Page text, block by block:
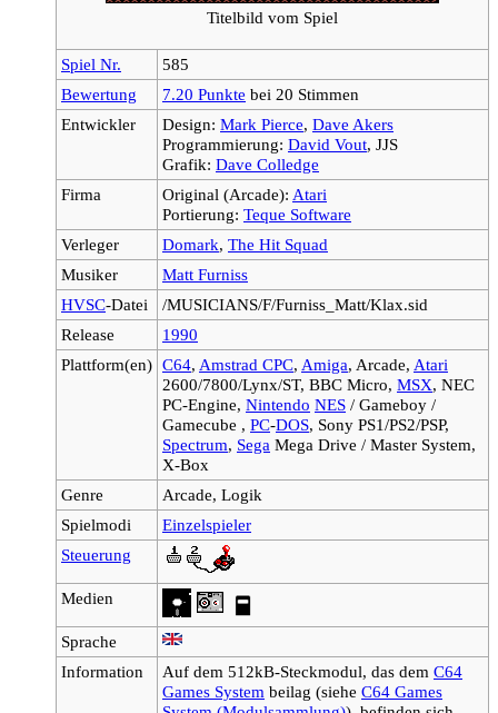
Titelbild vom Spiel
Spiel Nr.
585
Bewertung
7.20 Punkte bei 20 Stimmen
Entwickler
Design: Mark Pierce, Dave Akers
Programmierung: David Vout, JJS
Grafik: Dave Colledge
Firma
Original (Arcade): Atari
Portierung: Teque Software
Verleger
Domark, The Hit Squad
Musiker
Matt Furniss
HVSC-Datei
/MUSICIANS/F/Furniss_Matt/Klax.sid
Release
1990
Plattform(en) C64, Amstrad CPC, Amiga, Arcade, Atari
2600/7800/Lynx/ST, BBC Micro, MSX, NEC
PC-Engine, Nintendo NES / Gameboy /
Gamecube , PC-DOS, Sony PS1/PS2/PSP,
Spectrum, Sega Mega Drive / Master System,
X-Box
Genre
Arcade, Logik
Spielmodi
Einzelspieler
Steuerung
Medien
Sprache
Information
Auf dem 512kB-Steckmodul, das dem C64
Games System beilag (siehe C64 Games